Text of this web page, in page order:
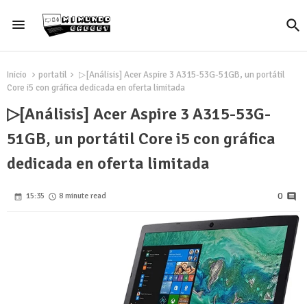
Inicio portatil
▷[Análisis] Acer Aspire 3 A315-53G-51GB, un portátil
Core i5 con gráfica dedicada en oferta limitada
▷[Análisis] Acer Aspire 3 A315-53G-
51GB, un portátil Core i5 con gráfica
dedicada en oferta limitada
15:35 8 minute read 0